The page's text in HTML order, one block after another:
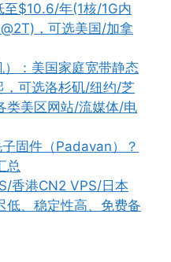
$10.6/年(1核/1G内
，可选美国/加拿
：美国家庭宽带静态
，可选洛杉矶/纽约/芝
类美区网站/流媒体/电
固件（Padavan）？
总
香港CN2 VPS/日本
低、稳定性高、免费备